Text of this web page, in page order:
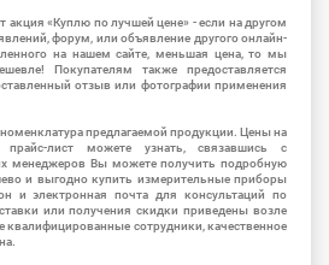
акция «Куплю по лучшей цене» - если на другом
форум, или объявление другого онлайн-
на нашем сайте, меньшая цена, то мы
Покупателям также предоставляется
отзыв или фотографии применения
номенклатура предлагаемой продукции. Цены на
лист можете узнать, связавшись с
менеджеров Вы можете получить подробную
и выгодно купить измерительные приборы
и электронная почта для консультаций по
или получения скидки приведены возле
квалифицированные сотрудники, качественное